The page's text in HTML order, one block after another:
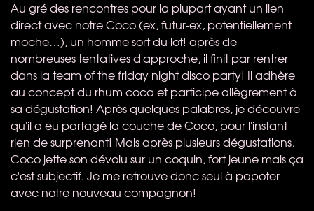
Au gré des rencontres pour la plupart ayant un lien
direct avec notre Coco (ex, futur-ex, potentiellement
moche…), un homme sort du lot! après de
nombreuses tentatives d'approche, il finit par rentrer
dans la team of the friday night disco party! Il adhère
au concept du rhum coca et participe allègrement à
sa dégustation! Après quelques palabres, je découvre
qu'il a eu partagé la couche de Coco, pour l'instant
rien de surprenant! Mais après plusieurs dégustations,
Coco jette son dévolu sur un coquin, fort jeune mais ça
c'est subjectif. Je me retrouve donc seul à papoter
avec notre nouveau compagnon!